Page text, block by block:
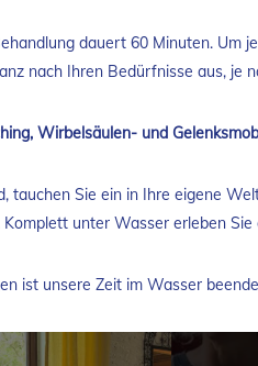
dauert 60 Minuten. Um
nach Ihren Bedürfnisse aus, je
Wirbelsäulen- und
tauchen Sie ein in Ihre eigene
unter Wasser erleben
ist unsere Zeit im Wasser